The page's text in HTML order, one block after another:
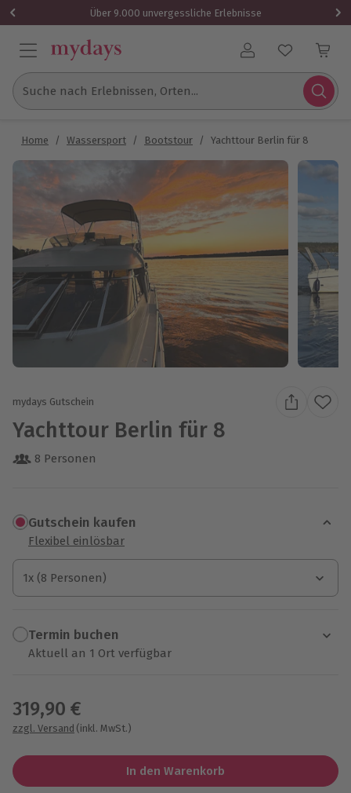
Über 9.000 unvergessliche Erlebnisse
Benutzerkonto
Suche nach Erlebnissen, Orten...
Home / Wassersport / Bootstour / Yachttour Berlin für 8
mydays Gutschein
Yachttour Berlin für 8
8 Personen
Gutschein kaufen
Flexibel einlösbar
1x (8 Personen)
1x (8 Personen)
1x (8 Personen)
Termin buchen
Aktuell an 1 Ort verfügbar
319,90 €
zzgl. Versand (inkl. MwSt.)
In den Warenkorb